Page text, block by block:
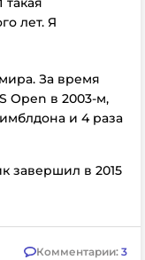
лет. Я
За время
Open в 2003-м,
и 4 раза
завершил в 2015
Комментарии: 3